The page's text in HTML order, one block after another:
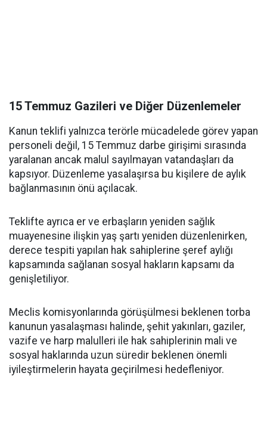
15 Temmuz Gazileri ve Diğer Düzenlemeler
Kanun teklifi yalnızca terörle mücadelede görev yapan
personeli değil, 15 Temmuz darbe girişimi sırasında
yaralanan ancak malul sayılmayan vatandaşları da
kapsıyor. Düzenleme yasalaşırsa bu kişilere de aylık
bağlanmasının önü açılacak.
Teklifte ayrıca er ve erbaşların yeniden sağlık
muayenesine ilişkin yaş şartı yeniden düzenlenirken,
derece tespiti yapılan hak sahiplerine şeref aylığı
kapsamında sağlanan sosyal hakların kapsamı da
genişletiliyor.
Meclis komisyonlarında görüşülmesi beklenen torba
kanunun yasalaşması halinde, şehit yakınları, gaziler,
vazife ve harp malulleri ile hak sahiplerinin mali ve
sosyal haklarında uzun süredir beklenen önemli
iyileştirmelerin hayata geçirilmesi hedefleniyor.